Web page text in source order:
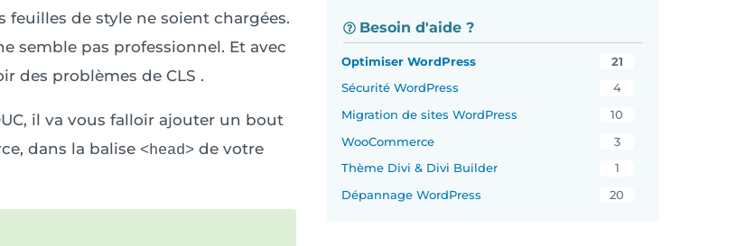
de style ne soient chargées.
semble pas professionnel. Et avec
des problèmes de CLS .
il va vous falloir ajouter un bout
dans la balise <head> de votre
Besoin d'aide ?
Optimiser WordPress
21
Sécurité WordPress
4
Migration de sites WordPress
10
WooCommerce
3
Thème Divi & Divi Builder
1
Dépannage WordPress
20